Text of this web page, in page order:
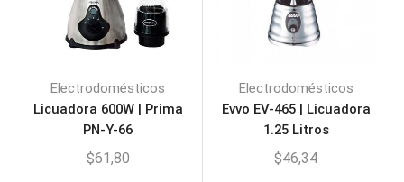
Electrodomésticos
Licuadora 600W | Prima
PN-Y-66
$61,80
Electrodomésticos
Evvo EV-465 | Licuadora
1.25 Litros
$46,34